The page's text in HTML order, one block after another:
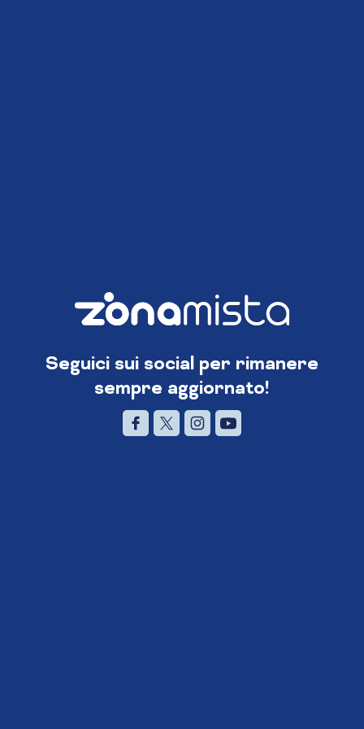
Seguici sui social per rimanere
sempre aggiornato!